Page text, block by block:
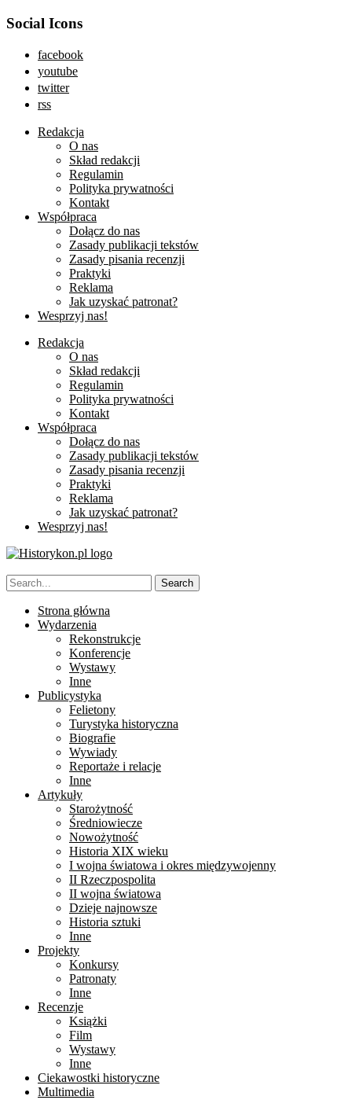
Social Icons
facebook
youtube
twitter
rss
Redakcja
O nas
Skład redakcji
Regulamin
Polityka prywatności
Kontakt
Współpraca
Dołącz do nas
Zasady publikacji tekstów
Zasady pisania recenzji
Praktyki
Reklama
Jak uzyskać patronat?
Wesprzyj nas!
Redakcja
O nas
Skład redakcji
Regulamin
Polityka prywatności
Kontakt
Współpraca
Dołącz do nas
Zasady publikacji tekstów
Zasady pisania recenzji
Praktyki
Reklama
Jak uzyskać patronat?
Wesprzyj nas!
Strona główna
Wydarzenia
Rekonstrukcje
Konferencje
Wystawy
Inne
Publicystyka
Felietony
Turystyka historyczna
Biografie
Wywiady
Reportaże i relacje
Inne
Artykuły
Starożytność
Średniowiecze
Nowożytność
Historia XIX wieku
I wojna światowa i okres międzywojenny
II Rzeczpospolita
II wojna światowa
Dzieje najnowsze
Historia sztuki
Inne
Projekty
Konkursy
Patronaty
Inne
Recenzje
Książki
Film
Wystawy
Inne
Ciekawostki historyczne
Multimedia